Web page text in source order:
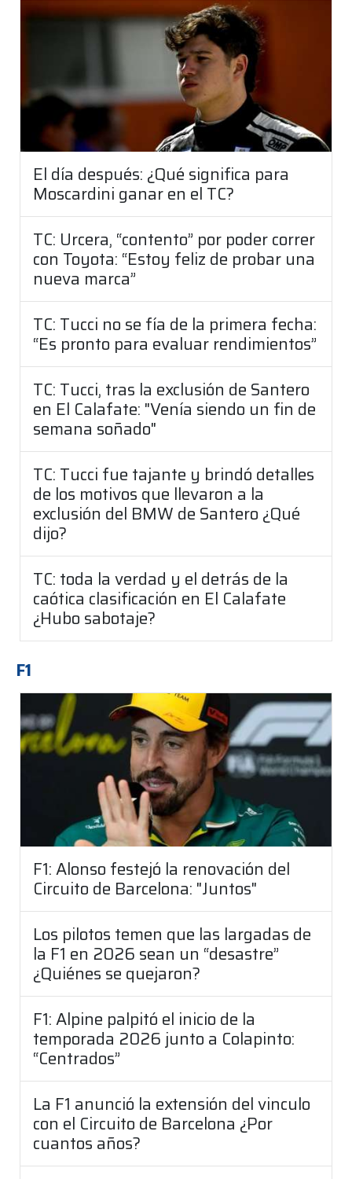
El día después: ¿Qué significa para
Moscardini ganar en el TC?
TC: Urcera, “contento” por poder correr
con Toyota: “Estoy feliz de probar una
nueva marca”
TC: Tucci no se fía de la primera fecha:
“Es pronto para evaluar rendimientos”
TC: Tucci, tras la exclusión de Santero
en El Calafate: "Venía siendo un fin de
semana soñado"
TC: Tucci fue tajante y brindó detalles
de los motivos que llevaron a la
exclusión del BMW de Santero ¿Qué
dijo?
TC: toda la verdad y el detrás de la
caótica clasificación en El Calafate
¿Hubo sabotaje?
F1
F1: Alonso festejó la renovación del
Circuito de Barcelona: "Juntos"
Los pilotos temen que las largadas de
la F1 en 2026 sean un “desastre”
¿Quiénes se quejaron?
F1: Alpine palpitó el inicio de la
temporada 2026 junto a Colapinto:
“Centrados”
La F1 anunció la extensión del vinculo
con el Circuito de Barcelona ¿Por
cuantos años?